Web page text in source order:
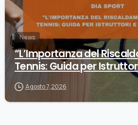
News
“L’Importanza del
Tennis: Guida per
Agosto 7, 2026